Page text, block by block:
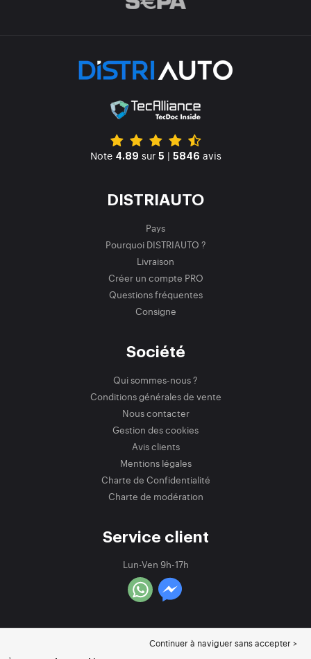
Note 4.89 sur 5 | 5846 avis
DISTRIAUTO
Pays
Pourquoi DISTRIAUTO ?
Livraison
Créer un compte PRO
Questions fréquentes
Consigne
Société
Qui sommes-nous ?
Conditions générales de vente
Nous contacter
Gestion des cookies
Avis clients
Mentions légales
Charte de Confidentialité
Charte de modération
Service client
Lun-Ven 9h-17h
Continuer à naviguer sans accepter >